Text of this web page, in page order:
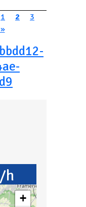
Page
1 Page courante
2 Page
3
page
h
+